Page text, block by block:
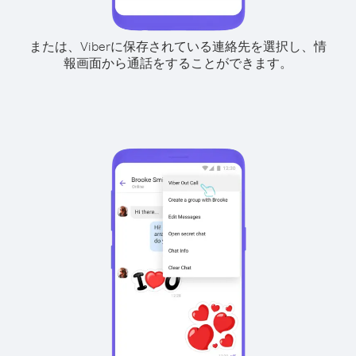
または、Viberに保存されている連絡先を選択し、情
報画面から通話をすることができます。